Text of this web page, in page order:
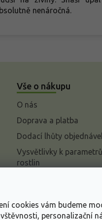
cookies vám budeme
personalizační
nenáročná.
Vše o nákupu
O nás
Doprava a platba
Dodací lhůty
Vysvětlivky k
rostlin
Informace o ochraně